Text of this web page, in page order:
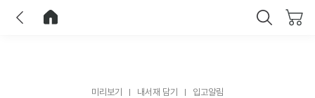
미리보기 내서재 담기 입고알림